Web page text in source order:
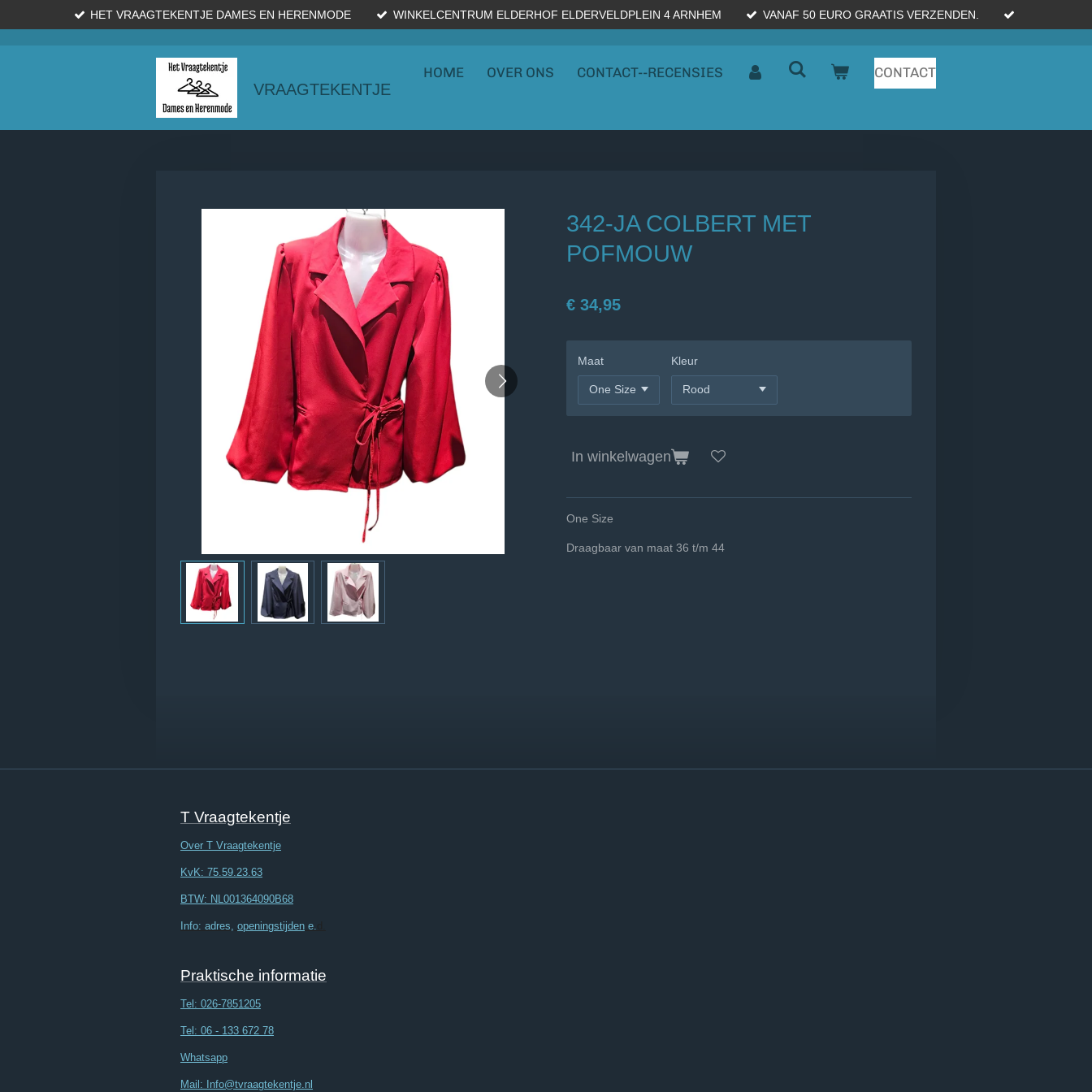
HET VRAAGTEKENTJE DAMES EN HERENMODE WINKELCENTRUM ELDERHOF ELDERVELDPLEIN 4 ARNHEM VANAF 50 EURO GRAATIS VERZENDEN.
VRAAGTEKENTJE
HOME OVER ONS CONTACT--RECENSIES CONTACT
342-JA COLBERT MET
POFMOUW
€ 34,95
Maat Kleur
In winkelwagen
One Size
Draagbaar van maat 36 t/m 44
T Vraagtekentje
Over T Vraagtekentje
KvK: 75.59.23.63
BTW: NL001364090B68
Info: adres, openingstijden e.
Praktische informatie
Tel: 026-7851205
Tel: 06 - 133 672 78
Whatsapp
Mail: Info@tvraagtekentje.nl